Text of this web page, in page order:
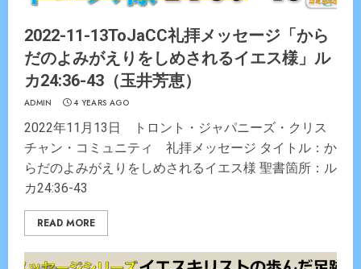
2022-11-13ToJaCC礼拝メッセージ「から
だのよみがえりをしめされるイエス様」ル
カ24:36-43（玉井芳恵）
ADMIN 4 YEARS AGO
2022年11月13日 トロント・ジャパニーズ・クリス
チャン・コミュニティ 礼拝メッセージ タイトル：か
らだのよみがえりをしめされるイエス様 聖書箇所：ル
カ24:36-43
READ MORE